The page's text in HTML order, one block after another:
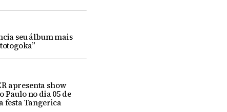
seu álbum mais
apresenta show
Paulo no dia 05 de
festa Tangerica